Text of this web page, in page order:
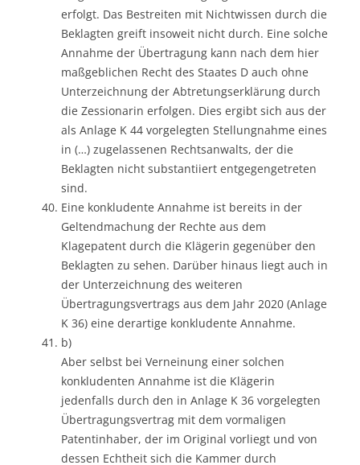
erfolgt. Das Bestreiten mit Nichtwissen durch die
Beklagten greift insoweit nicht durch. Eine solche
Annahme der Übertragung kann nach dem hier
maßgeblichen Recht des Staates D auch ohne
Unterzeichnung der Abtretungserklärung durch
die Zessionarin erfolgen. Dies ergibt sich aus der
als Anlage K 44 vorgelegten Stellungnahme eines
in (…) zugelassenen Rechtsanwalts, der die
Beklagten nicht substantiiert entgegengetreten
sind.
Eine konkludente Annahme ist bereits in der
Geltendmachung der Rechte aus dem
Klagepatent durch die Klägerin gegenüber den
Beklagten zu sehen. Darüber hinaus liegt auch in
der Unterzeichnung des weiteren
Übertragungsvertrags aus dem Jahr 2020 (Anlage
K 36) eine derartige konkludente Annahme.
b)
Aber selbst bei Verneinung einer solchen
konkludenten Annahme ist die Klägerin
jedenfalls durch den in Anlage K 36 vorgelegten
Übertragungsvertrag mit dem vormaligen
Patentinhaber, der im Original vorliegt und von
dessen Echtheit sich die Kammer durch